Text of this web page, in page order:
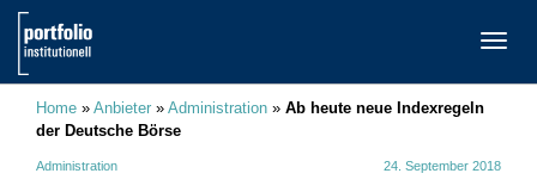
Home » Anbieter » Administration » Ab heute neue Indexregeln
der Deutsche Börse
Administration 24. September 2018